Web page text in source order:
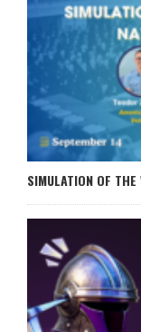
SIMULATION OF THE